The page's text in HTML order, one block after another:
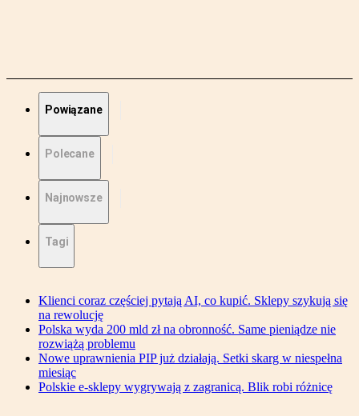
Powiązane
Polecane
Najnowsze
Tagi
Klienci coraz częściej pytają AI, co kupić. Sklepy szykują się
na rewolucję
Polska wyda 200 mld zł na obronność. Same pieniądze nie
rozwiążą problemu
Nowe uprawnienia PIP już działają. Setki skarg w niespełna
miesiąc
Polskie e-sklepy wygrywają z zagranicą. Blik robi różnicę